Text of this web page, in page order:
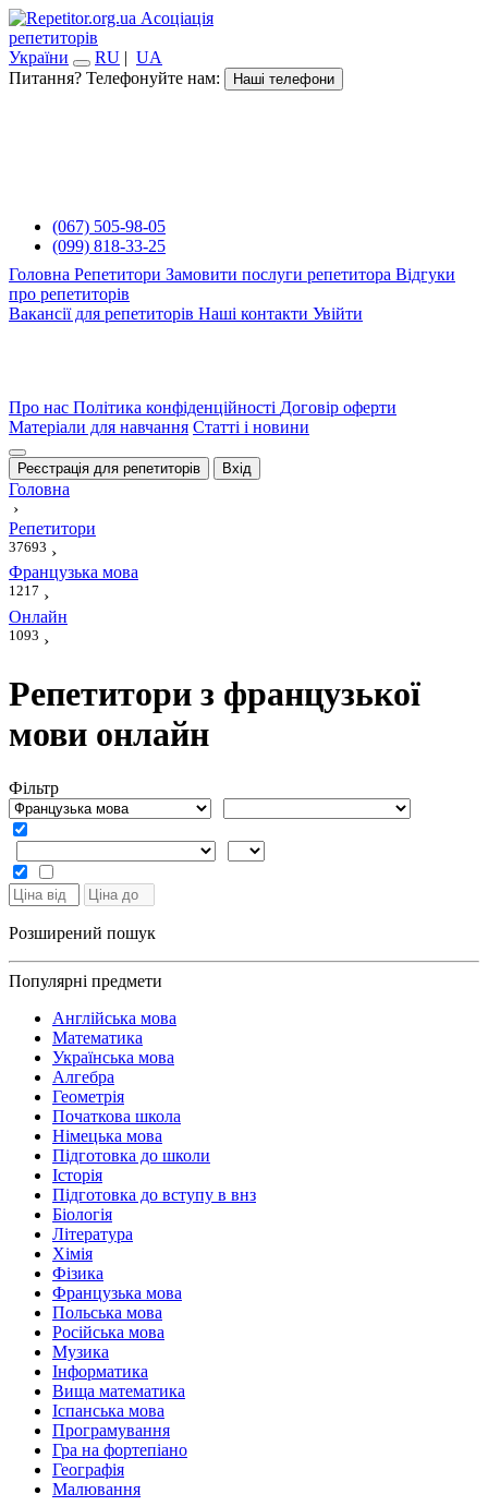
Асоціація
репетиторів
України
RU | UA
Питання? Телефонуйте нам:
Наші телефони
(067) 505-98-05
(099) 818-33-25
Головна Репетитори Замовити послуги репетитора Відгуки
про репетиторів
Вакансії для репетиторів Наші контакти Увійти
Про нас Політика конфіденційності Договір оферти
Матеріали для навчання Статті і новини
Реєстрація для репетиторів Вхід
Головна
›
Репетитори
37693 ›
Французька мова
1217 ›
Онлайн
1093 ›
Репетитори з французької
мови онлайн
Фiльтр
Розширений пошук
Популярні предмети
Англійська мова
Математика
Українська мова
Алгебра
Геометрія
Початкова школа
Німецька мова
Підготовка до школи
Історія
Підготовка до вступу в внз
Біологія
Література
Хімія
Фізика
Французька мова
Польська мова
Російська мова
Музика
Інформатика
Вища математика
Іспанська мова
Програмування
Гра на фортепіано
Географія
Малювання